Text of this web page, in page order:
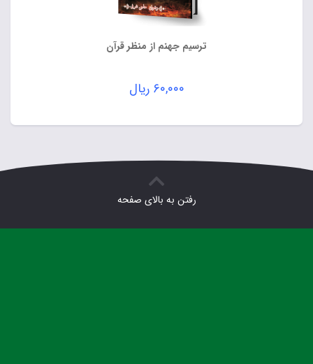
ترسیم جهنم از منظر قرآن
۶۰,۰۰۰ ریال
رفتن به بالای صفحه